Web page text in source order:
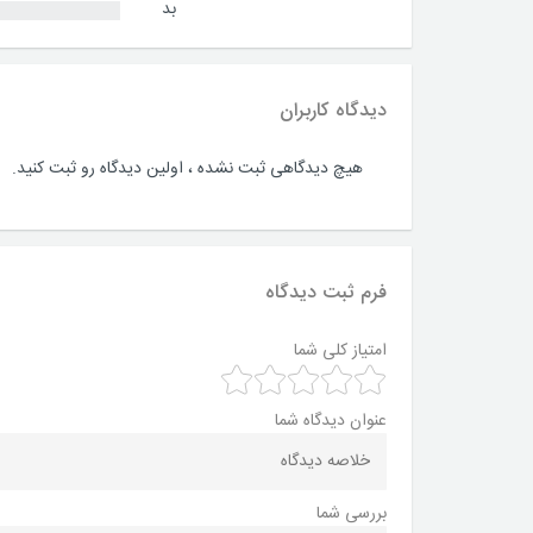
بد
دیدگاه کاربران
هیچ دیدگاهی ثبت نشده ، اولین دیدگاه رو ثبت کنید.
فرم ثبت دیدگاه
امتیاز کلی شما
عنوان دیدگاه شما
بررسی شما